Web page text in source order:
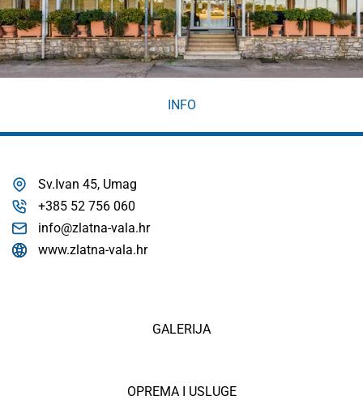
INFO
GALERIJA
OPREMA I USLUGE
Sv.Ivan 45, Umag
+385 52 756 060
info@zlatna-vala.hr
www.zlatna-vala.hr